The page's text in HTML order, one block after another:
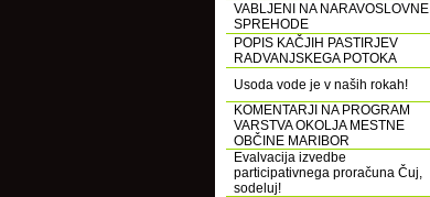
VABLJENI NA NARAVOSLOVNE
SPREHODE
POPIS KAČJIH PASTIRJEV
RADVANJSKEGA POTOKA
Usoda vode je v naših rokah!
KOMENTARJI NA PROGRAM
VARSTVA OKOLJA MESTNE
OBČINE MARIBOR
Evalvacija izvedbe
participativnega proračuna Čuj,
sodeluj!